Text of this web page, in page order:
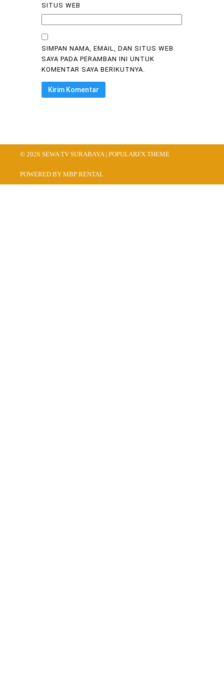
SITUS WEB
SIMPAN NAMA, EMAIL, DAN SITUS WEB
SAYA PADA PERAMBAN INI UNTUK
KOMENTAR SAYA BERIKUTNYA.
© 2026 SEWA TV SURABAYA | POPULARFX THEME
POWERED BY MBP RENTAL